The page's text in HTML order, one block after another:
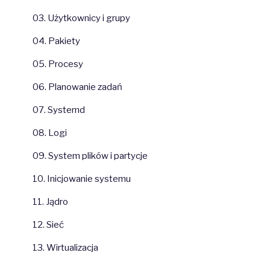
03. Użytkownicy i grupy
04. Pakiety
05. Procesy
06. Planowanie zadań
07. Systemd
08. Logi
09. System plików i partycje
10. Inicjowanie systemu
11. Jądro
12. Sieć
13. Wirtualizacja